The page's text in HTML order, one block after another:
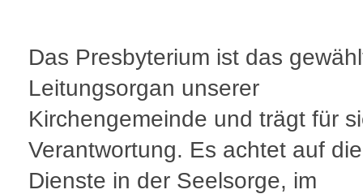
Das Presbyterium ist das
Leitungsorgan unserer
Kirchengemeinde und trägt für
Verantwortung. Es achtet auf die
Dienste in der Seelsorge, im